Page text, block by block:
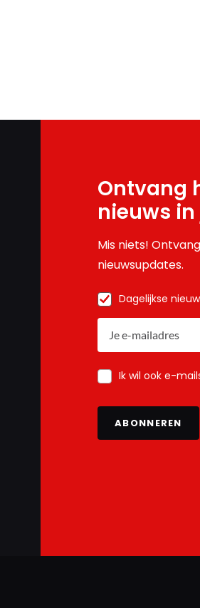
Ontvang
nieuws
Mis niets!
nieuwsupdates.
Dagelijkse
Ik wil ook e-
ABONNEREN